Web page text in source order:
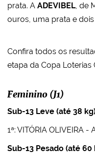
prata. A ADEVIBEL, de
ouros, uma prata e
Confira todos os
etapa da Copa Loterias
Feminino (J1)
Sub-13 Leve (até 38
1ª: VITÓRIA OLIVEIRA -
Sub-13 Pesado (até 60